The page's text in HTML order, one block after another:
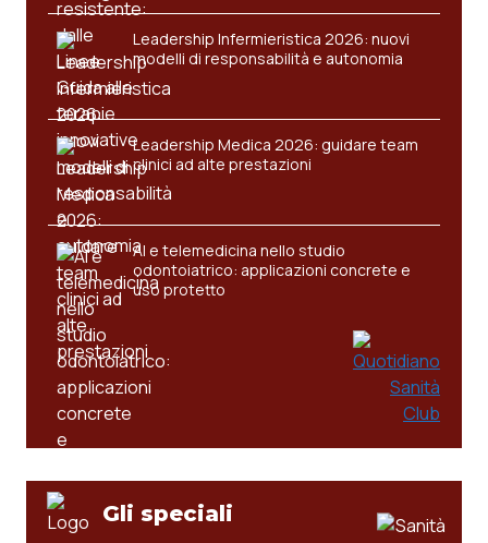
Leadership Infermieristica 2026: nuovi
modelli di responsabilità e autonomia
Leadership Medica 2026: guidare team
clinici ad alte prestazioni
AI e telemedicina nello studio
odontoiatrico: applicazioni concrete e
uso protetto
Gli speciali